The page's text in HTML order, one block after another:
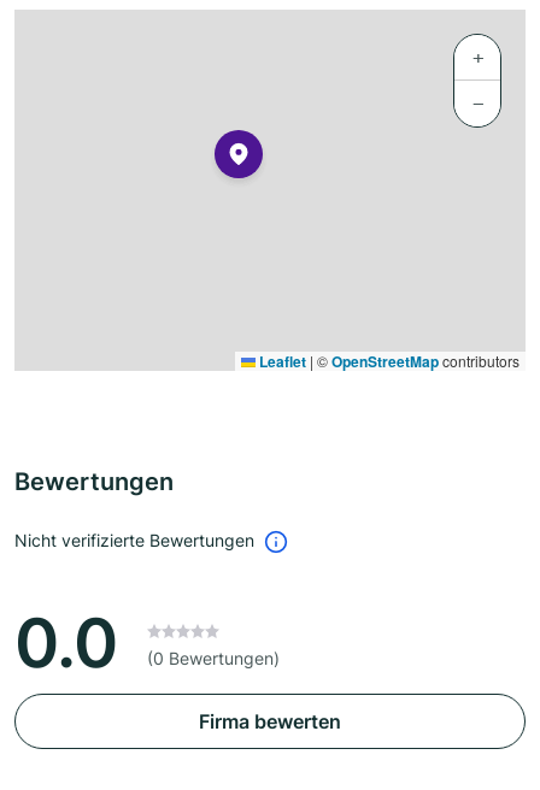
+
−
Leaflet | ©OpenStreetMapcontributors
Bewertungen
Nicht verifizierte Bewertungen
0.0 (0 Bewertungen)
Firma bewerten